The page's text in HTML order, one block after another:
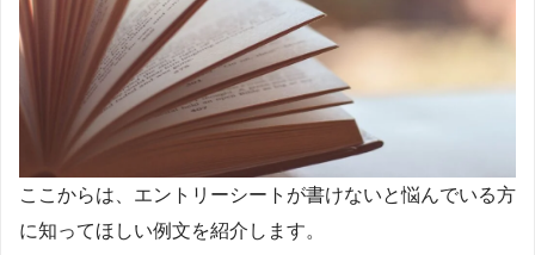
ここからは、エントリーシートが書けないと悩んでいる方
に知ってほしい例文を紹介します。